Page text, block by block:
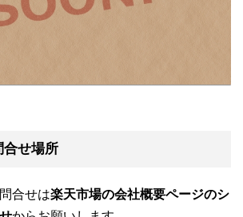
合せ場所
合せは楽天市場の会社概要ページのシ